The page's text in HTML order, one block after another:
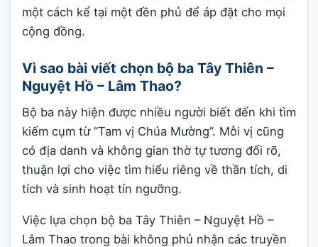
một cách kể tại một đền phủ để áp đặt cho mọi
cộng đồng.
Vì sao bài viết chọn bộ ba Tây Thiên –
Nguyệt Hồ – Lâm Thao?
Bộ ba này hiện được nhiều người biết đến khi tìm
kiếm cụm từ “Tam vị Chúa Mường”. Mỗi vị cũng
có địa danh và không gian thờ tự tương đối rõ,
thuận lợi cho việc tìm hiểu riêng về thần tích, di
tích và sinh hoạt tín ngưỡng.
Việc lựa chọn bộ ba Tây Thiên – Nguyệt Hồ –
Lâm Thao trong bài không phủ nhận các truyền